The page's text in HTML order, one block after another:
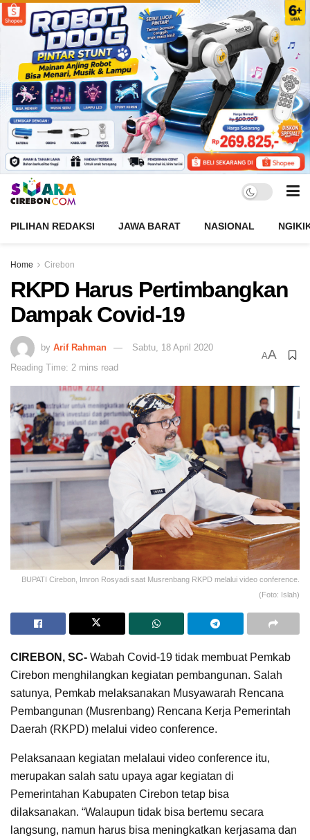
PILIHAN REDAKSI JAWA BARAT NASIONAL
Home Cirebon
RKPD Harus Pertimbangkan
Dampak Covid-19
by Arif Rahman
Sabtu, 18 April 2020
Reading Time: 2 mins read
AA
BUPATI Cirebon, Imron Rosyadi saat Musrenbang RKPD melalui video conference.
(Foto: Islah)
CIREBON, SC- Wabah Covid-19 tidak membuat Pemkab
Cirebon menghilangkan kegiatan pembangunan. Salah
satunya, Pemkab melaksanakan Musyawarah Rencana
Pembangunan (Musrenbang) Rencana Kerja Pemerintah
Daerah (RKPD) melalui video conference.
Pelaksanaan kegiatan melalaui video conference itu,
merupakan salah satu upaya agar kegiatan di
Pemerintahan Kabupaten Cirebon tetap bisa
dilaksanakan. “Walaupun tidak bisa bertemu secara
langsung, namun harus bisa meningkatkan kerjasama dan